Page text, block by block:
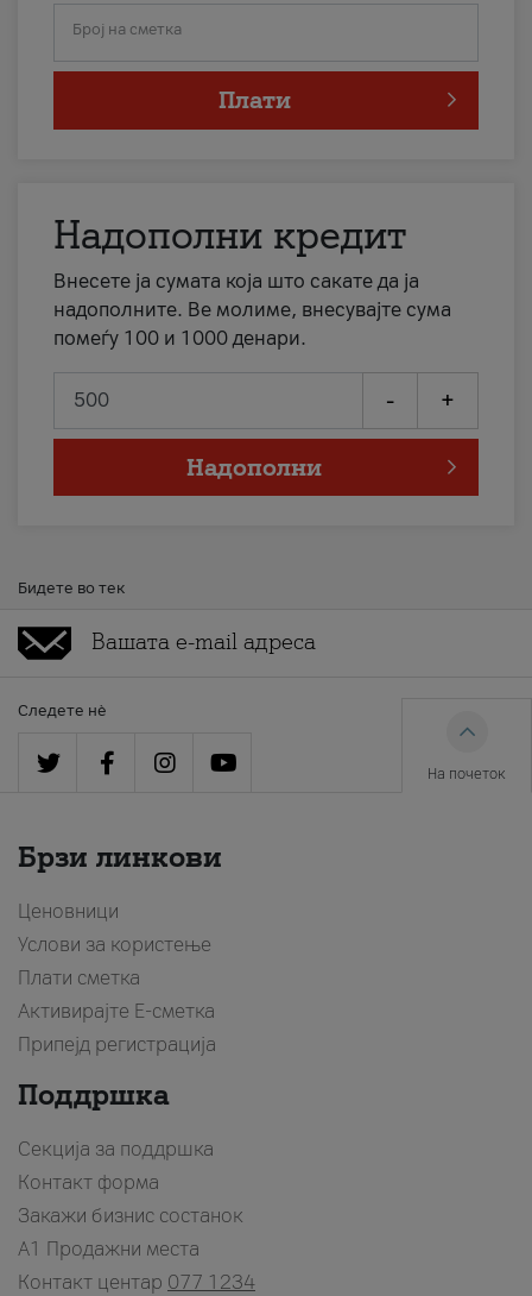
Број на сметка
Плати
Надополни кредит
Внесете ја сумата која што сакате да ја
надополните. Ве молиме, внесувајте сума
помеѓу 100 и 1000 денари.
- +
Надополни
Бидете во тек
Следете нè
На почеток
Брзи линкови
Ценовници
Услови за користење
Плати сметка
Активирајте Е-сметка
Припејд регистрација
Поддршка
Секција за поддршка
Контакт форма
Закажи бизнис состанок
A1 Продажни места
Контакт центар 077 1234